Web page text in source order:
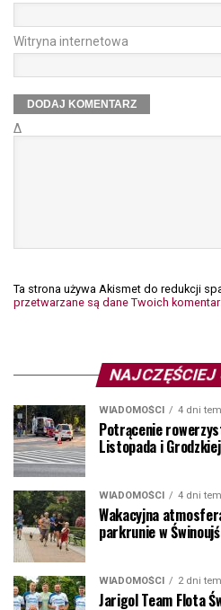
Witryna internetowa
Δ
Ta strona używa Akismet do redukcji
przetwarzane są dane Twoich
NAJCZĘŚCIEJ
WIADOMOŚCI 4 dni
Potrącenie
Listopada i
WIADOMOŚCI 4 dni
Wakacyjna
parkrunie w
WIADOMOŚCI 2 dni
Jarigol Team Flota